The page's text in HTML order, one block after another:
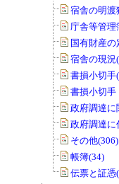
宿舎の明渡
庁舎等管理
国有財産
宿舎の現況
書損小切手
書損小切手
政府調達に
政府調達に
その他(306)
帳簿(34)
伝票と証憑